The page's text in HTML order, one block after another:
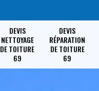
DEVIS
NETTOYAGE
DE TOITURE
69
DEVIS
RÉPARATION
DE TOITURE
69